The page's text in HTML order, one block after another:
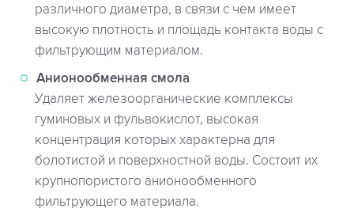
различного диаметра, в связи с чем имеет
высокую плотность и площадь контакта воды с
фильтрующим материалом.
Анионообменная смола
Удаляет железоорганические комплексы
гуминовых и фульвокислот, высокая
концентрация которых характерна для
болотистой и поверхностной воды. Состоит их
крупнопористого анионообменного
фильтрующего материала.